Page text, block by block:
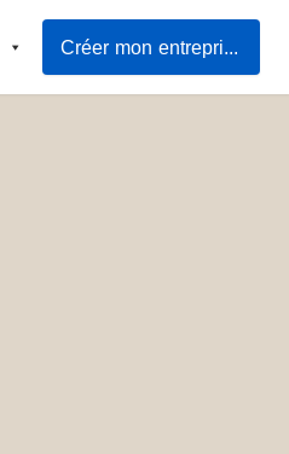
Créer mon entreprise rapidement